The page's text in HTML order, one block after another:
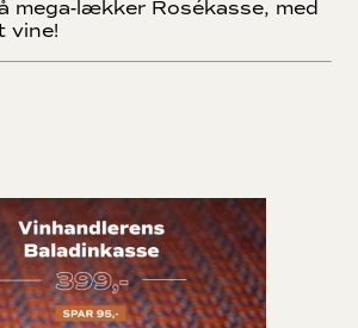
mega-lækker Rosékasse, med
vine!